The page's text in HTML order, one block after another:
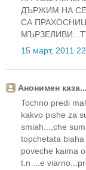
ДЪРЖИМ НА
СА
15 март, 2011
Анонимен каза...
Tochno predi
kakvo pishe za
smiah...,che
topchetata
poveche kaima
t.n ...e